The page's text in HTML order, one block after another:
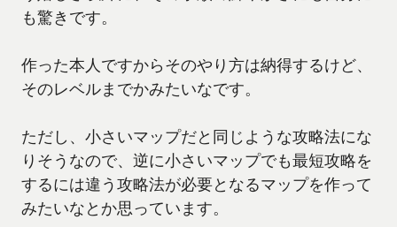
も驚きです。
作った本人ですからそのやり方は納得するけど、
そのレベルまでかみたいなです。
ただし、小さいマップだと同じような攻略法にな
りそうなので、逆に小さいマップでも最短攻略を
するには違う攻略法が必要となるマップを作って
みたいなとか思っています。